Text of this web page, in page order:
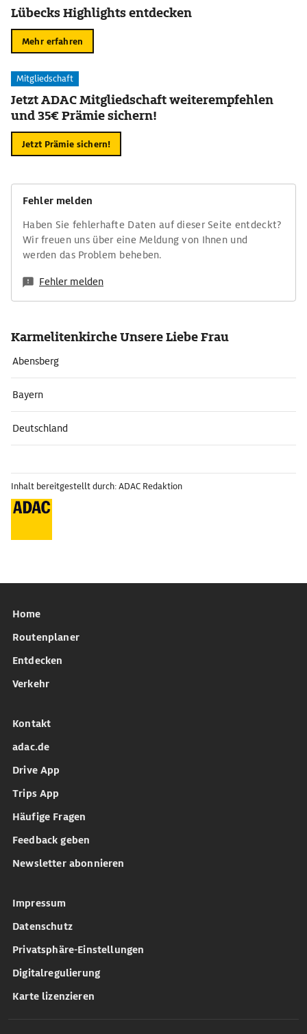
Lübecks Highlights entdecken
Mehr erfahren
Mitgliedschaft
Jetzt ADAC Mitgliedschaft weiterempfehlen
und 35€ Prämie sichern!
Jetzt Prämie sichern!
Fehler melden
Haben Sie fehlerhafte Daten auf dieser Seite entdeckt?
Wir freuen uns über eine Meldung von Ihnen und
werden das Problem beheben.
Fehler melden
Karmelitenkirche Unsere Liebe Frau
Abensberg
Bayern
Deutschland
Inhalt bereitgestellt durch: ADAC Redaktion
Home
Routenplaner
Entdecken
Verkehr
Kontakt
adac.de
Drive App
Trips App
Häufige Fragen
Feedback geben
Newsletter abonnieren
Impressum
Datenschutz
Privatsphäre-Einstellungen
Digitalregulierung
Karte lizenzieren